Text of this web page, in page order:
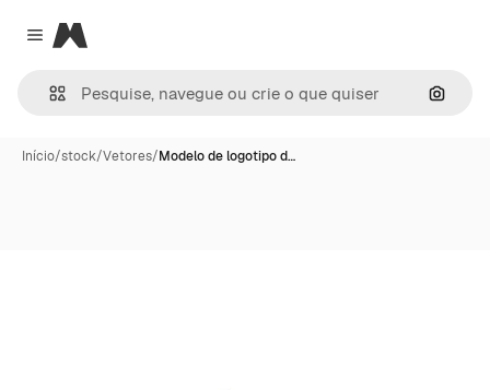
Close menu
Magnific
Início/stock/Vetores/Modelo de logotipo d…